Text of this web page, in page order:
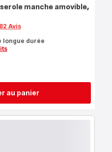
au panier
manche amovible,
Avis
longue durée